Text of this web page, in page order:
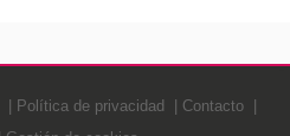
Política de privacidad
Contacto